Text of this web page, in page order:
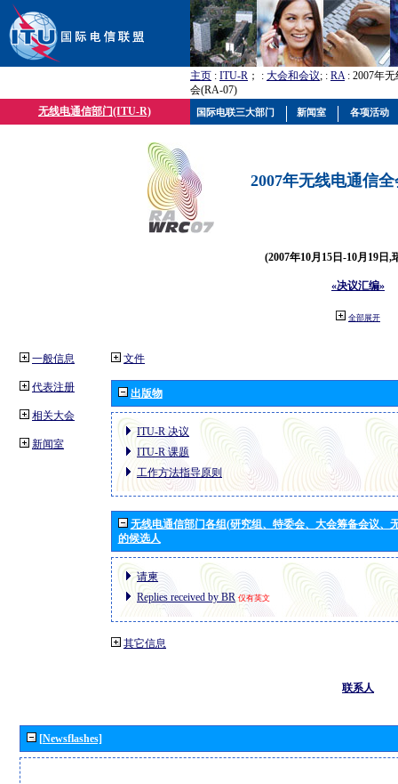
主页 : ITU-R ； : 大会和会议; : RA: 2007年
会(RA-07)
无线电通信部门(ITU-R)
2007年无线电通信
(2007年10月15日-10月19日,
«决议汇编»
全部展开
一般信息
代表注册
相关大会
新闻室
文件
出版物
ITU-R 决议
ITU-R 课题
工作方法指导原则
无线电通信部门各组(研究组、特委会、大会筹备会议、
的候选人
请柬
Replies received by BR 仅有英文
其它信息
联系人
[Newsflashes]
国际电联三大部门 新闻室 各项活动